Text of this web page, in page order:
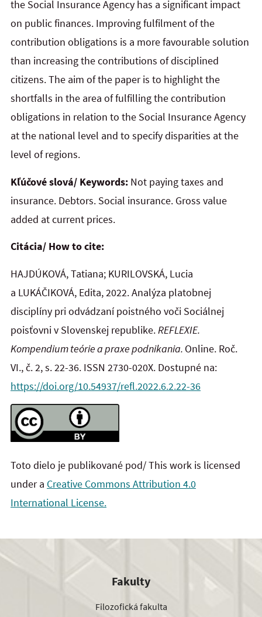
the Social Insurance Agency has a significant impact
on public finances. Improving fulfilment of the
contribution obligations is a more favourable solution
than increasing the contributions of disciplined
citizens. The aim of the paper is to highlight the
shortfalls in the area of fulfilling the contribution
obligations in relation to the Social Insurance Agency
at the national level and to specify disparities at the
level of regions.
Kľúčové slová/ Keywords: Not paying taxes and
insurance. Debtors. Social insurance. Gross value
added at current prices.
Citácia/ How to cite:
HAJDÚKOVÁ, Tatiana; KURILOVSKÁ, Lucia
a LUKÁČIKOVÁ, Edita, 2022. Analýza platobnej
disciplíny pri odvádzaní poistného voči Sociálnej
poisťovni v Slovenskej republike.REFLEXIE.
Kompendium teórie a praxe podnikania. Online. Roč.
VI., č. 2, s. 22-36. ISSN 2730-020X. Dostupné na:
https://doi.org/10.54937/refl.2022.6.2.22-36
Toto dielo je publikované pod/ This work is licensed
under a Creative Commons Attribution 4.0
International License.
Fakulty
Filozofická fakulta